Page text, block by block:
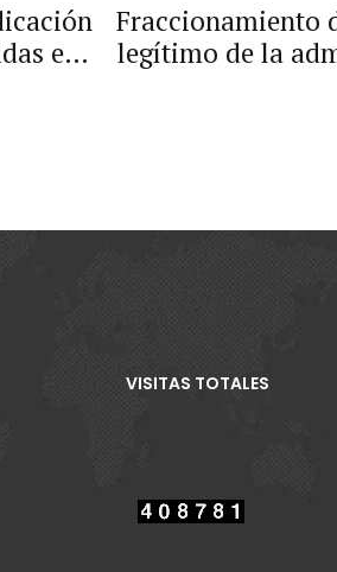
en
Fraccionamiento
legítimo de la
VISITAS TOTALES